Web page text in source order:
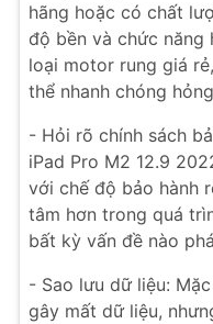
hãng hoặc có chất
độ bền và chức năng
loại motor rung giá
thể nhanh chóng
- Hỏi rõ chính sách
iPad Pro M2 12.9
với chế độ bảo hành
tâm hơn trong quá
bất kỳ vấn đề nào
- Sao lưu dữ liệu:
gây mất dữ liệu,